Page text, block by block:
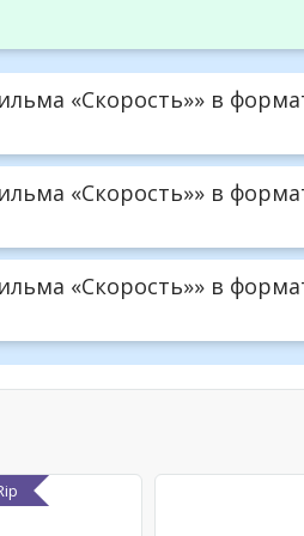
«Скорость»» в
«Скорость»» в
«Скорость»» в